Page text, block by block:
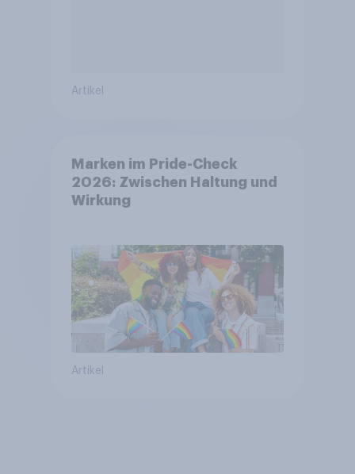
Artikel
Marken im Pride-Check
2026: Zwischen Haltung und
Wirkung
Artikel